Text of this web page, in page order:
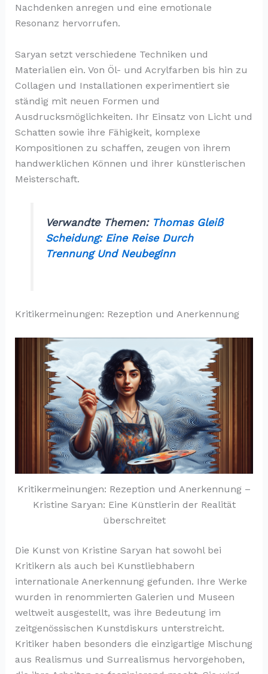
Nachdenken anregen und eine emotionale
Resonanz hervorrufen.
Saryan setzt verschiedene Techniken und
Materialien ein. Von Öl- und Acrylfarben bis hin zu
Collagen und Installationen experimentiert sie
ständig mit neuen Formen und
Ausdrucksmöglichkeiten. Ihr Einsatz von Licht und
Schatten sowie ihre Fähigkeit, komplexe
Kompositionen zu schaffen, zeugen von ihrem
handwerklichen Können und ihrer künstlerischen
Meisterschaft.
Verwandte Themen: Thomas Gleiß
Scheidung: Eine Reise Durch
Trennung Und Neubeginn
Kritikermeinungen: Rezeption und Anerkennung
Kritikermeinungen: Rezeption und Anerkennung –
Kristine Saryan: Eine Künstlerin der Realität
überschreitet
Die Kunst von Kristine Saryan hat sowohl bei
Kritikern als auch bei Kunstliebhabern
internationale Anerkennung gefunden. Ihre Werke
wurden in renommierten Galerien und Museen
weltweit ausgestellt, was ihre Bedeutung im
zeitgenössischen Kunstdiskurs unterstreicht.
Kritiker haben besonders die einzigartige Mischung
aus Realismus und Surrealismus hervorgehoben,